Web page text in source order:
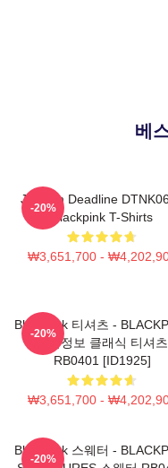
베
Jisoo In Deadline
Blackpink T-Shirts
₩3,651,700 -
-20%
Blackpink 티셔츠 -
제품정보 클래식 티셔츠
RB0401 [ID1925]
₩3,651,700 -
-20%
Blackpink 스웨터 -
-20%